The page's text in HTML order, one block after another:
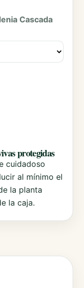
Cascada
protegidas
cuidadoso
al mínimo el
la planta
la caja.